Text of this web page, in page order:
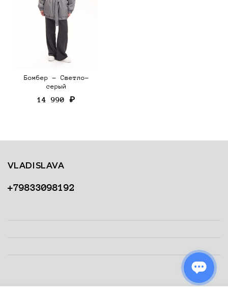
Бомбер - Светло-
серый
14 990 ₽
+79833098192
VLADISLAVA